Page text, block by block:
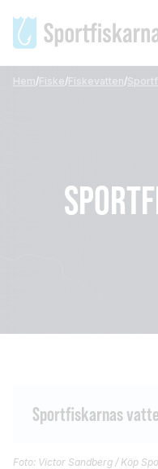
Hem/Fiske/Fiskevatten/
Sportfiskarnas
Foto: Victor Sandberg / Köp